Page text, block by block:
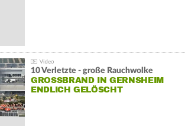
10 Verletzte - große Rauchwolke
GROSSBRAND IN GERNSHEIM E
NDLICH GELÖSCHT